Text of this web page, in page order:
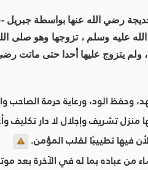
رضي الله عنها بواسطة
عليه وسلم ، تزوجها وهو صلى
ولم يتزوج عليها أحدا حتى
وحفظ الود، ورعاية حرمة الصاحب
منزل تشريف وإجلال لا دار تكليف
فيها تطييبًا لقلب المؤمن.
من عباده بما له في الآخرة بعد